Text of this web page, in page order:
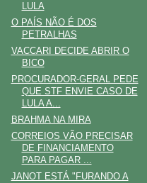
LULA
O PAÍS NÃO É DOS
PETRALHAS
VACCARI DECIDE ABRIR O
BICO
PROCURADOR-GERAL PEDE
QUE STF ENVIE CASO DE
LULA A...
BRAHMA NA MIRA
CORREIOS VÃO PRECISAR
DE FINANCIAMENTO
PARA PAGAR ...
JANOT ESTÁ "FURANDO A